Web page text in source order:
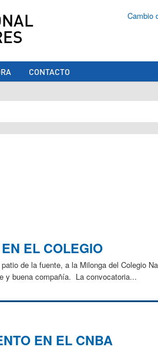
Cambio
CONTACTO
EL COLEGIO
de la fuente, a la Milonga del Colegio
y buena compañía. La convocatoria...
EN EL CNBA